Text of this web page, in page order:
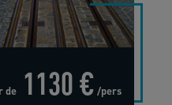
de 1130 € /pers